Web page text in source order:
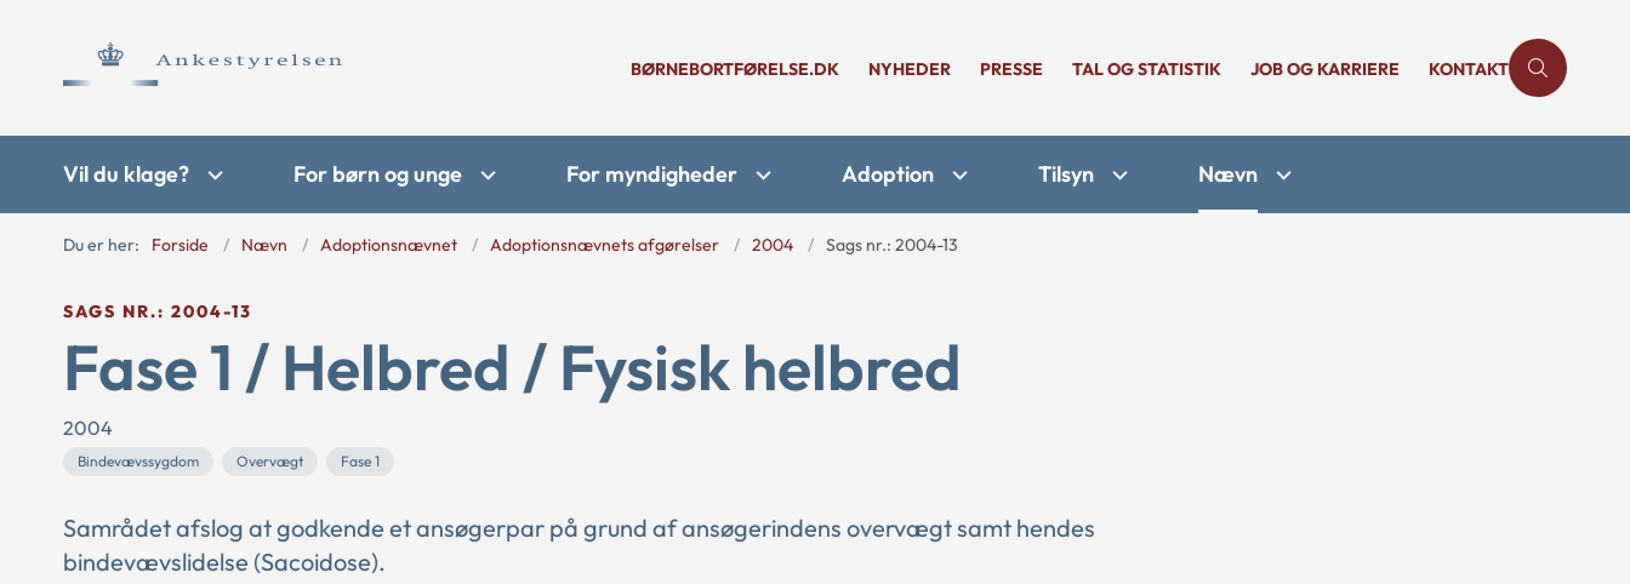
BØRNEBORTFØRELSE.DK NYHEDER PRESSE TAL OG STATISTIK JOB OG KARRIERE KONTAKT
Vil du klage? For børn og unge For myndigheder Adoption Tilsyn Nævn
Du er her: Forside Nævn Adoptionsnævnet Adoptionsnævnets afgørelser 2004 Sags nr.: 2004-13
SAGS NR.: 2004-13
Fase 1 / Helbred / Fysisk helbred
2004
Bindevævssygdom Overvægt Fase 1
Samrådet afslog at godkende et ansøgerpar på grund af ansøgerindens overvægt samt hendes
bindevævslidelse (Sacoidose).